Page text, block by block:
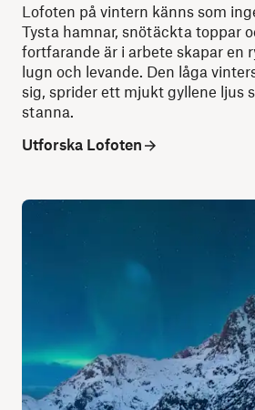
Lofoten på vintern känns som
Tysta hamnar, snötäckta toppar
fortfarande är i arbete skapar en
lugn och levande. Den låga
sig, sprider ett mjukt gyllene ljus
stanna.
Utforska Lofoten